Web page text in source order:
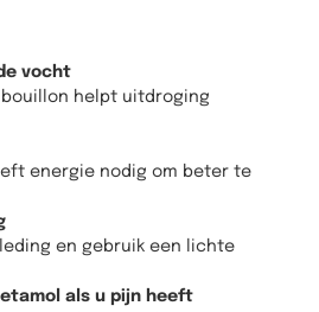
vocht
bouillon helpt uitdroging
energie nodig om beter te
en gebruik een lichte
als u pijn heeft